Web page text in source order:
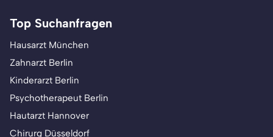
Top Suchanfragen
Hausarzt München
Zahnarzt Berlin
Kinderarzt Berlin
Psychotherapeut Berlin
Hautarzt Hannover
Chirurg Düsseldorf